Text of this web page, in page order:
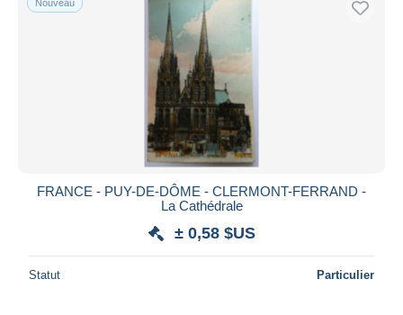
Nouveau
FRANCE - PUY-DE-DÔME - CLERMONT-FERRAND -
La Cathédrale
± 0,58 $US
Statut Particulier